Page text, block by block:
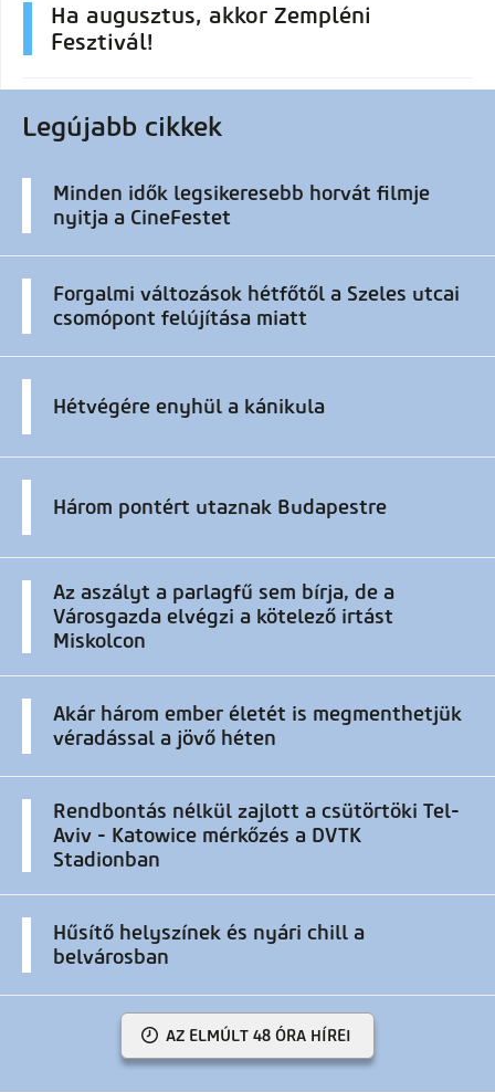
Ha augusztus, akkor Zempléni
Fesztivál!
Legújabb cikkek
Minden idők legsikeresebb horvát filmje
nyitja a CineFestet
Forgalmi változások hétfőtől a Szeles utcai
csomópont felújítása miatt
Hétvégére enyhül a kánikula
Három pontért utaznak Budapestre
Az aszályt a parlagfű sem bírja, de a
Városgazda elvégzi a kötelező irtást
Miskolcon
Akár három ember életét is megmenthetjük
véradással a jövő héten
Rendbontás nélkül zajlott a csütörtöki Tel-
Aviv - Katowice mérkőzés a DVTK
Stadionban
Hűsítő helyszínek és nyári chill a
belvárosban
AZ ELMÚLT 48 ÓRA HÍREI